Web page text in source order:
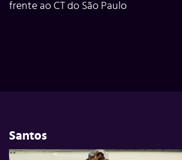
frente ao CT do São Paulo
Santos